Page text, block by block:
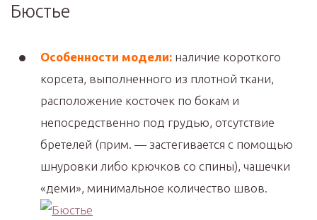
Бюстье
Особенности модели: наличие короткого
корсета, выполненного из плотной ткани,
расположение косточек по бокам и
непосредственно под грудью, отсутствие
бретелей (прим. — застегивается с помощью
шнуровки либо крючков со спины), чашечки
«деми», минимальное количество швов.